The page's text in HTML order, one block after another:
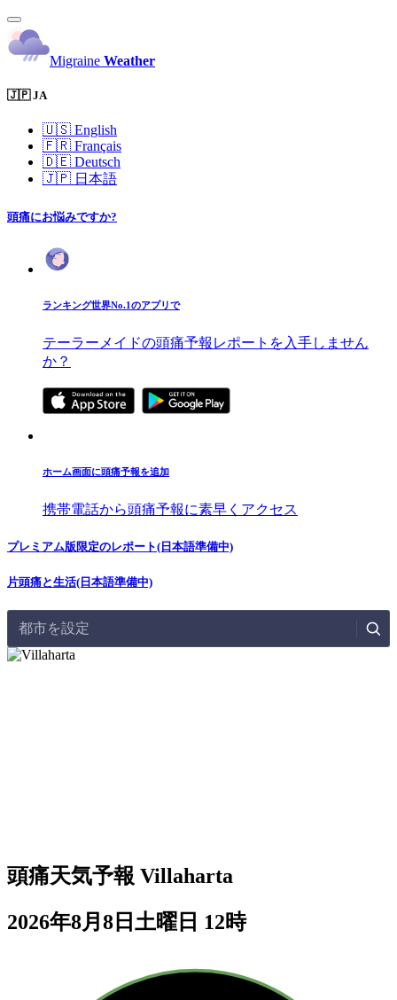
Migraine Weather
🇯🇵 JA
🇺🇸 English
🇫🇷 Français
🇩🇪 Deutsch
🇯🇵 日本語
頭痛にお悩みですか?
ランキング世界No.1のアプリで
テーラーメイドの頭痛予報レポートを入手しません
か？
ホーム画面に頭痛予報を追加
携帯電話から頭痛予報に素早くアクセス
プレミアム版限定のレポート(日本語準備中)
片頭痛と生活(日本語準備中)
都市を設定
頭痛天気予報 Villaharta
2026年8月8日土曜日 12時